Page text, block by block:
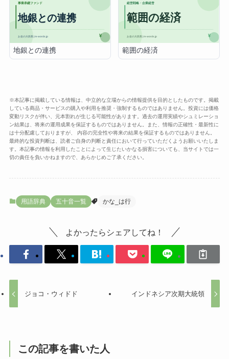
地銀との連携 範囲の経済
※本記事に掲載している情報は、中立的な立場からの情報提供を目的としたものです。掲載
している商品・サービスの購入や利用を推奨・強制するものではありません。投資には価格
変動リスクが伴い、元本割れが生じる可能性があります。過去の運用実績やシュミレーショ
ン結果は、将来の運用成果を保証するものではありません。また、情報の正確性・最新性に
は十分配慮しておりますが、 内容の完全性や将来の結果を保証するものではありません。
最終的な投資判断は、読者ご自身の判断と責任において行っていただくようお願いいたしま
す。本記事の情報を利用したことによって生じたいかなる損害についても、当サイトでは一
切の責任を負いかねますので、あらかじめご了承ください。
用語辞典 五十音一覧 かな_は行
よかったらシェアしてね！
ジョコ・ウィドド インドネシア次期大統領
この記事を書いた人